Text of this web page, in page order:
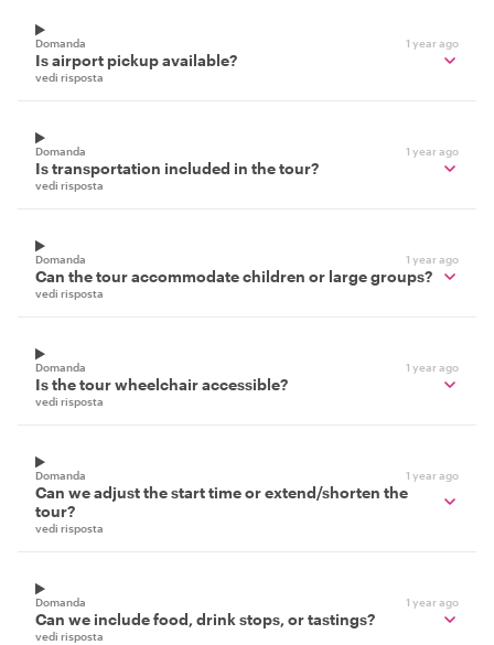
Domanda 1 year ago
Is airport pickup available?
vedi risposta
Domanda 1 year ago
Is transportation included in the tour?
vedi risposta
Domanda 1 year ago
Can the tour accommodate children or large groups?
vedi risposta
Domanda 1 year ago
Is the tour wheelchair accessible?
vedi risposta
Domanda 1 year ago
Can we adjust the start time or extend/shorten the
tour?
vedi risposta
Domanda 1 year ago
Can we include food, drink stops, or tastings?
vedi risposta